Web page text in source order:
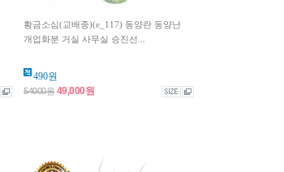
황금소심(교배종)(e_117) 동양란 동양난
개업화분 거실 사무실 승진선...
490원
54000원 49,000원